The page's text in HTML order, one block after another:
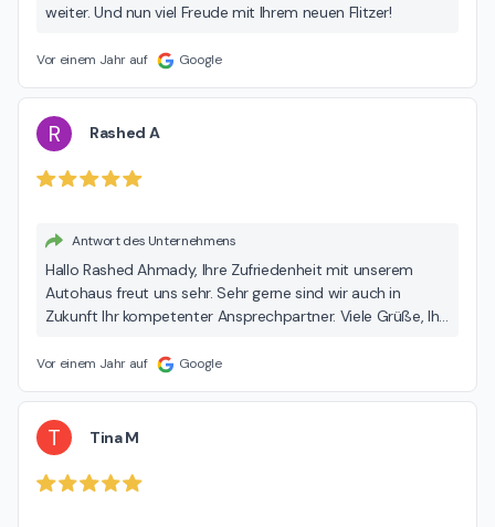
weiter. Und nun viel Freude mit Ihrem neuen Flitzer!
Vor einem Jahr auf Google
R Rashed A
Antwort des Unternehmens
Hallo Rashed Ahmady, Ihre Zufriedenheit mit unserem
Autohaus freut uns sehr. Sehr gerne sind wir auch in
Zukunft Ihr kompetenter Ansprechpartner. Viele Grüße, Ihr
Vor einem Jahr auf Google
T Tina M